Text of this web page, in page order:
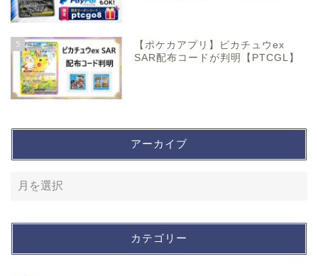
5
【ポケカアプリ】ピカチュウex
SAR配布コードが判明【PTCGL】
アーカイブ
カテゴリー